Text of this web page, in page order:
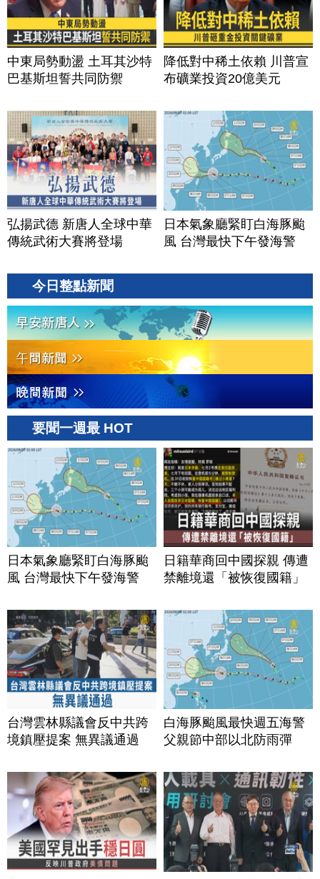
中東局勢動盪 土耳其沙特
巴基斯坦誓共同防禦
降低對中稀土依賴 川普宣
布礦業投資20億美元
弘揚武德 新唐人全球中華
傳統武術大賽將登場
日本氣象廳緊盯白海豚颱
風 台灣最快下午發海警
今日整點新聞
要聞一週最 HOT
日本氣象廳緊盯白海豚颱
風 台灣最快下午發海警
日籍華商回中國探親 傳遭
禁離境還「被恢復國籍」
台灣雲林縣議會反中共跨
境鎮壓提案 無異議通過
白海豚颱風最快週五海警
父親節中部以北防雨彈